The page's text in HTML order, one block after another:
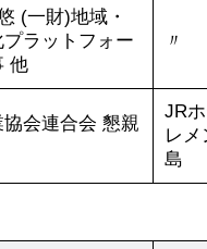
(一財)地域・
ラットフォー
他
〃
会連合会 懇親
JR
レメ
島